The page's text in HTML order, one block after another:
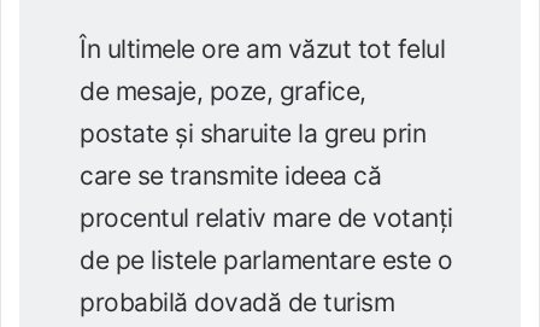
În ultimele ore am văzut tot felul
de mesaje, poze, grafice,
postate și sharuite la greu prin
care se transmite ideea că
procentul relativ mare de votanți
de pe listele parlamentare este o
probabilă dovadă de turism